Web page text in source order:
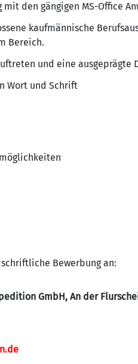
den gängigen MS-Office
kaufmännische
Bereich.
und eine ausgeprägte
Wort und Schrift
Bewerbung an:
GmbH, An der